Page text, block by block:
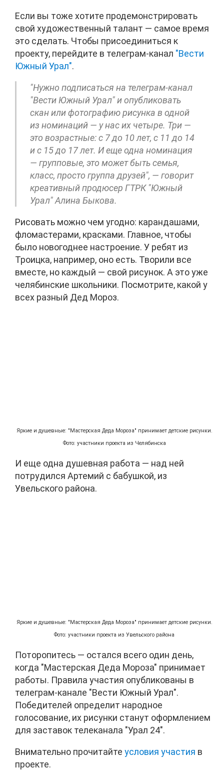
Если вы тоже хотите продемонстрировать
свой художественный талант — самое время
это сделать. Чтобы присоединиться к
проекту, перейдите в телеграм-канал "Вести
Южный Урал".
"Нужно подписаться на телеграм-канал
"Вести Южный Урал" и опубликовать
скан или фотографию рисунка в одной
из номинаций — у нас их четыре. Три —
это возрастные: с 7 до 10 лет, с 11 до 14
и с 15 до 17 лет. И еще одна номинация
— групповые, это может быть семья,
класс, просто группа друзей", — говорит
креативный продюсер ГТРК "Южный
Урал" Алина Быкова.
Рисовать можно чем угодно: карандашами,
фломастерами, красками. Главное, чтобы
было новогоднее настроение. У ребят из
Троицка, например, оно есть. Творили все
вместе, но каждый — свой рисунок. А это уже
челябинские школьники. Посмотрите, какой у
всех разный Дед Мороз.
Яркие и душевные: "Мастерская Деда Мороза" принимает детские рисунки.
Фото: участники проекта из Челябинска
И еще одна душевная работа — над ней
потрудился Артемий с бабушкой, из
Увельского района.
Яркие и душевные: "Мастерская Деда Мороза" принимает детские рисунки.
Фото: участники проекта из Увельского района
Поторопитесь — остался всего один день,
когда "Мастерская Деда Мороза" принимает
работы. Правила участия опубликованы в
телеграм-канале "Вести Южный Урал".
Победителей определит народное
голосование, их рисунки станут оформлением
для заставок телеканала "Урал 24".
Внимательно прочитайте условия участия в
проекте.